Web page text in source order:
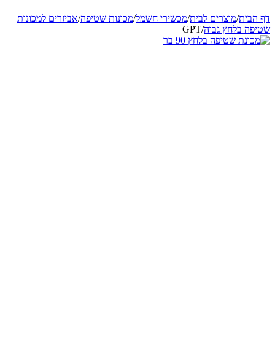
דף הבית/מוצרים לבית/מכשירי חשמל/מכונות שטיפה/אביזרים למכונות
שטיפה בלחץ גבוה/
GPT